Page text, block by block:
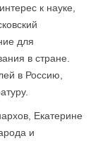
к науке,
для
в стране.
в Россию,
Екатерине
и